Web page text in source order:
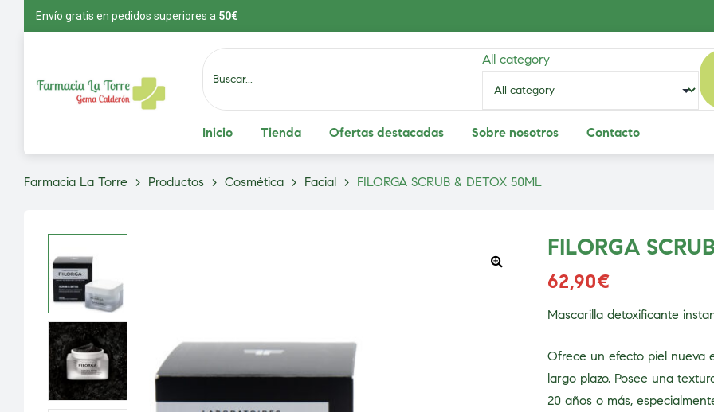
Envío gratis en pedidos superiores a 50€
All category
Inicio Tienda Ofertas destacadas Sobre nosotros Contacto
Farmacia La Torre > Productos > Cosmética > Facial > FILORGA SCRUB & DETOX 50ML
FILORGA
62,90€
Mascarilla detoxificante
Ofrece un efecto piel nueva
largo plazo. Posee una
20 años o más,